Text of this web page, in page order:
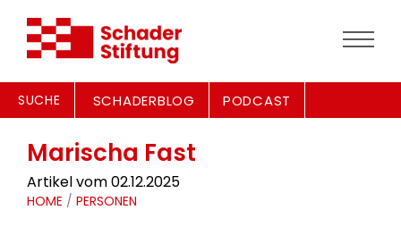
SUCHE SCHADERBLOG PODCAST
Marischa Fast
Artikel vom 02.12.2025
HOME / PERSONEN